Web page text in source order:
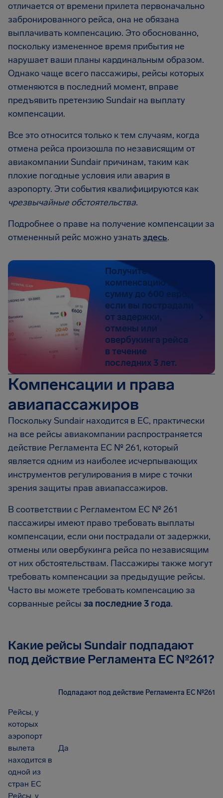
отличается от времени прилета первоначально
забронированного рейса, она не обязана
выплачивать компенсацию. Это обоснованно,
поскольку измененное время прибытия не
нарушает ваши планы кардинальным образом.
Однако чаще всего пассажиры, рейсы которых
отменяются в последний момент, вправе
предъявить претензию Sundair на выплату
компенсации.
Все это относится только к тем случаям, когда
отмена рейса произошла по независящим от
авиакомпании Sundair причинам, таким как
плохие погодные условия или авария в
аэропорту. Эти события квалифицируются как
чрезвычайные обстоятельства.
Подробнее о праве на получение компенсации за
отмененный рейс можно узнатьздесь.
Получите
компенсацию на
сумму до 600 евро,
если вы пострадали
от задержки,
отмены или
овербукинга рейса
в течение
последних 3 лет.
Компенсации и права
авиапассажиров
Поскольку Sundair находится в ЕС, практически
на все рейсы авиакомпании распространяется
действие Регламента ЕС № 261, который
является одним из наиболее исчерпывающих
инструментов регулирования в мире с точки
зрения защиты прав авиапассажиров.
В соответствии с Регламентом EC № 261
пассажиры имеют право требовать выплаты
компенсации, если они пострадали от задержки,
отмены или овербукинга рейса по независящим
от них обстоятельствам. Пассажиры также могут
требовать компенсации за предыдущие рейсы.
Часто вы можете требовать компенсацию за
сорванные рейсы за последние 3 года.
Какие рейсы Sundair подпадают
под действие Регламента EC №261?
Подпадают под действие Регламента ЕС №261
Рейсы, у
которых
аэропорт
вылета
находится в
одной из
стран ЕС
Да
Рейсы, у